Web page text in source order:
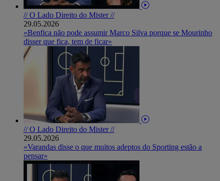
// O Lado Direito do Mister //
29.05.2026
«Benfica não pode assumir Marco Silva porque se Mourinho
disser que fica, tem de ficar»
// O Lado Direito do Mister //
29.05.2026
«Varandas disse o que muitos adeptos do Sporting estão a
pensar»